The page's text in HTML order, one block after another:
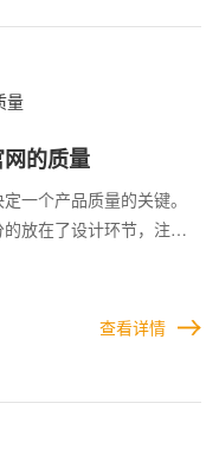
合用户喜好，那么将有
的质量
一个产品质量的关键。
放在了设计环节，注重
便选一个就行了，甚至
不同类型的域名，给高
的判断，有些后缀的域
查看详情